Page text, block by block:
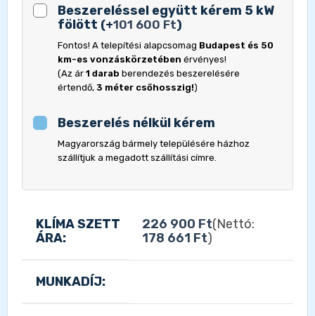
Beszereléssel együtt kérem 5 kW
fölött (+101 600 Ft)
Fontos! A telepítési alapcsomag Budapest és 50
km-es vonzáskörzetében érvényes!
(Az ár 1 darab berendezés beszerelésére
értendő, 3 méter csőhosszig!)
Beszerelés nélkül kérem
Magyarország bármely településére házhoz
szállítjuk a megadott szállítási címre.
KLÍMA SZETT
ÁRA:
226 900 Ft(Nettó:
178 661 Ft)
MUNKADÍJ: